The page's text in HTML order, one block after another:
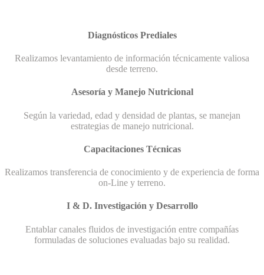
Diagnósticos Prediales
Realizamos levantamiento de información técnicamente valiosa
desde terreno.
Asesoría y Manejo Nutricional
Según la variedad, edad y densidad de plantas, se manejan
estrategias de manejo nutricional.
Capacitaciones Técnicas
Realizamos transferencia de conocimiento y de experiencia de forma
on-Line y terreno.
I & D. Investigación y Desarrollo
Entablar canales fluidos de investigación entre compañías
formuladas de soluciones evaluadas bajo su realidad.